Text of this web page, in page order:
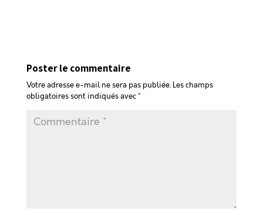
Poster le commentaire
Votre adresse e-mail ne sera pas publiée. Les champs
obligatoires sont indiqués avec*